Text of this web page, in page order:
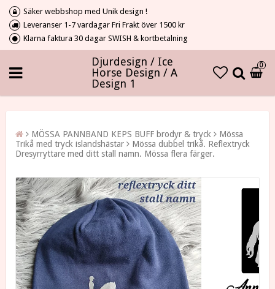
Säker webbshop med Unik design !
Leveranser 1-7 vardagar Fri Frakt över 1500 kr
Klarna faktura 30 dagar SWISH & kortbetalning
Djurdesign / Ice
Horse Design / A
Design 1
0
MÖSSA PANNBAND KEPS BUFF brodyr & tryck
Mössa
Trikå med tryck islandshästar
Mössa dubbel trikå. Reflextryck
Dresyrryttare med ditt stall namn. Mössa flera färger.